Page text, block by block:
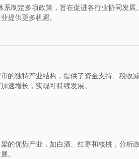
制定多项政策，旨在促进各行业协同发展
提供更多机遇。
的独特产业结构，提供了资金支持、税收
速增长，实现可持续发展。
的优势产业，如白酒、红枣和核桃，分析
。